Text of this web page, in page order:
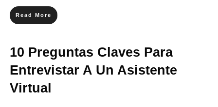
Read More
10 Preguntas Claves Para
Entrevistar A Un Asistente
Virtual